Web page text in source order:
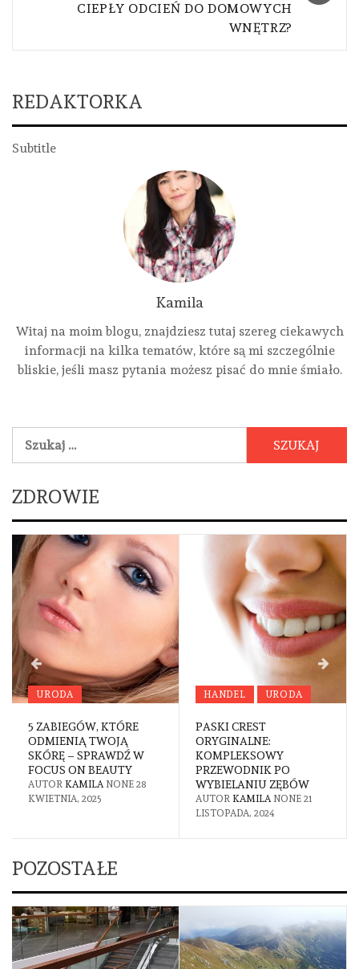
CIEPŁY ODCIEŃ DO DOMOWYCH
WNĘTRZ?
REDAKTORKA
Subtitle
Kamila
Witaj na moim blogu, znajdziesz tutaj szereg ciekawych
informacji na kilka tematów, które są mi szczególnie
bliskie, jeśli masz pytania możesz pisać do mnie śmiało.
Szukaj:
ZDROWIE
URODA
5 ZABIEGÓW, KTÓRE
ODMIENIĄ TWOJĄ
SKÓRĘ – SPRAWDŹ W
FOCUS ON BEAUTY
AUTOR KAMILA NONE 28
KWIETNIA, 2025
HANDEL URODA
PASKI CREST
ORYGINALNE:
KOMPLEKSOWY
PRZEWODNIK PO
WYBIELANIU ZĘBÓW
AUTOR KAMILA NONE 21
LISTOPADA, 2024
POZOSTAŁE